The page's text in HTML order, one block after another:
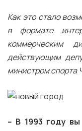
Как это стало
в формате
коммерческим
действующим
министром спорта
– В 1993 году